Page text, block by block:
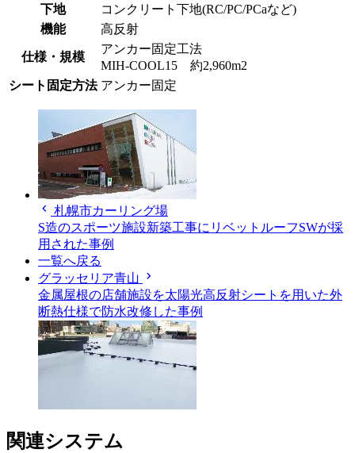
下地
コンクリート下地(RC/PC/PCaなど)
機能
高反射
仕様・規模
アンカー固定工法
MIH-COOL15 約2,960m2
シート固定方法 アンカー固定
chevron_left 札幌市カーリング場
S造のスポーツ施設新築工事にリベットルーフSWが採
用された事例
一覧へ戻る
グラッセリア青山 chevron_right
金属屋根の店舗施設を太陽光高反射シートを用いた外
断熱仕様で防水改修した事例
関連システム